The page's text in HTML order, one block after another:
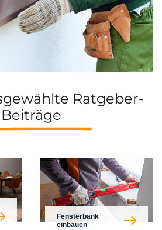
Ratgeber-
Beiträge
Fensterbank
einbauen